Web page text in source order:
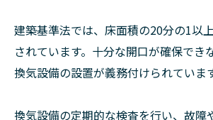
建築基準法では、床面積の20分の1以
されています。十分な開口が確保でき
換気設備の設置が義務付けられています
換気設備の定期的な検査を行い、故障